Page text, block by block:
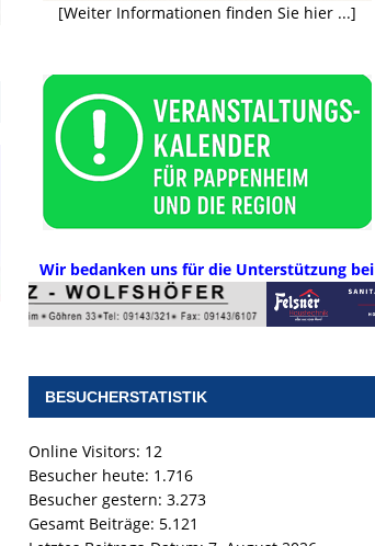
[Weiter Informationen finden Sie hier ...]
Wir bedanken uns für die Unterstützung bei
BESUCHERSTATISTIK
Online Visitors: 12
Besucher heute: 1.716
Besucher gestern: 3.273
Gesamt Beiträge: 5.121